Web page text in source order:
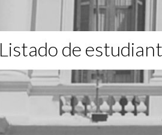
Listado de